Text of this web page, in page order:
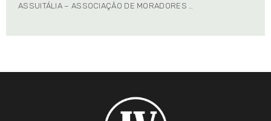
ASSUITÁLIA – ASSOCIAÇÃO DE MORADORES …